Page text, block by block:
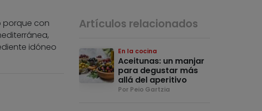
porque con
idóneo
Artículos relacionados
En la cocina
Aceitunas: un manjar
para degustar más
allá del aperitivo
Por Peio Gartzia